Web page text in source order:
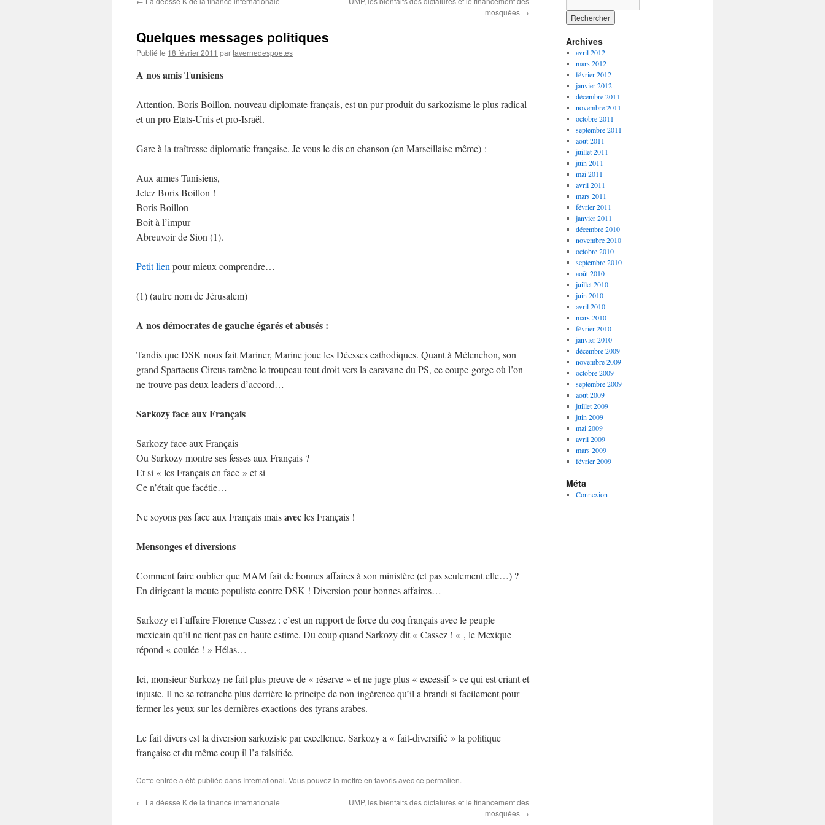
contenu
mosquées →
Quelques messages politiques
Publié le 18 février 2011 partavernedespoetes
A nos amis Tunisiens
Attention, Boris Boillon, nouveau diplomate français, est un pur produit du sarkozisme le plus radical
et un pro Etats-Unis et pro-Israël.
Gare à la traîtresse diplomatie française. Je vous le dis en chanson (en Marseillaise même) :
Aux armes Tunisiens,
Jetez Boris Boillon !
Boris Boillon
Boit à l’impur
Abreuvoir de Sion (1).
Petit lien pour mieux comprendre…
(1) (autre nom de Jérusalem)
A nos démocrates de gauche égarés et abusés :
Tandis que DSK nous fait Mariner, Marine joue les Déesses cathodiques. Quant à Mélenchon, son
grand Spartacus Circus ramène le troupeau tout droit vers la caravane du PS, ce coupe-gorge où l’on
ne trouve pas deux leaders d’accord…
Sarkozy face aux Français
Sarkozy face aux Français
Ou Sarkozy montre ses fesses aux Français ?
Et si « les Français en face » et si
Ce n’était que facétie…
Ne soyons pas face aux Français maisavecles Français !
Mensonges et diversions
Comment faire oublier que MAM fait de bonnes affaires à son ministère (et pas seulement elle…) ?
En dirigeant la meute populiste contre DSK ! Diversion pour bonnes affaires…
Sarkozy et l’affaire Florence Cassez : c’est un rapport de force du coq français avec le peuple
mexicain qu’il ne tient pas en haute estime. Du coup quand Sarkozy dit « Cassez ! « , le Mexique
répond « coulée ! » Hélas…
Ici, monsieur Sarkozy ne fait plus preuve de « réserve » et ne juge plus « excessif » ce qui est criant et
injuste. Il ne se retranche plus derrière le principe de non-ingérence qu’il a brandi si facilement pour
fermer les yeux sur les dernières exactions des tyrans arabes.
Le fait divers est la diversion sarkoziste par excellence. Sarkozy a « fait-diversifié » la politique
française et du même coup il l’a falsifiée.
Cette entrée a été publiée dans International. Vous pouvez la mettre en favoris avecce permalien.
← La déesse K de la finance internationale
UMP, les bienfaits des dictatures et le financement des
mosquées →
Archives
avril 2012
mars 2012
février 2012
janvier 2012
décembre 2011
novembre 2011
octobre 2011
septembre 2011
août 2011
juillet 2011
juin 2011
mai 2011
avril 2011
mars 2011
février 2011
janvier 2011
décembre 2010
novembre 2010
octobre 2010
septembre 2010
août 2010
juillet 2010
juin 2010
avril 2010
mars 2010
février 2010
janvier 2010
décembre 2009
novembre 2009
octobre 2009
septembre 2009
août 2009
juillet 2009
juin 2009
mai 2009
avril 2009
mars 2009
février 2009
Méta
Connexion